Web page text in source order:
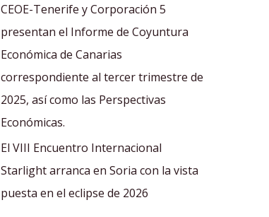
CEOE-Tenerife y Corporación 5
presentan el Informe de Coyuntura
Económica de Canarias
correspondiente al tercer trimestre de
2025, así como las Perspectivas
Económicas.
El VIII Encuentro Internacional
Starlight arranca en Soria con la vista
puesta en el eclipse de 2026